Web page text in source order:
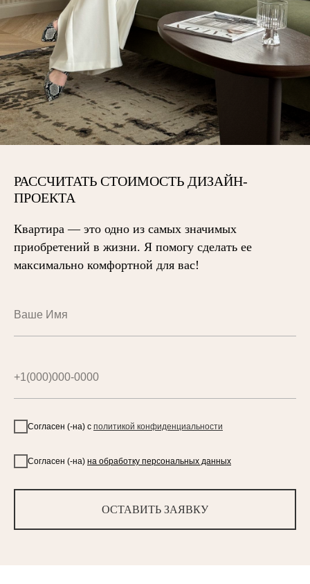
РАССЧИТАТЬ СТОИМОСТЬ ДИЗАЙН-
ПРОЕКТА
Квартира — это одно из самых значимых
приобретений в жизни. Я помогу сделать ее
максимально комфортной для вас!
Согласен (-на) с политикой конфиденциальности
Согласен (-на) на обработку персональных данных
ОСТАВИТЬ ЗАЯВКУ